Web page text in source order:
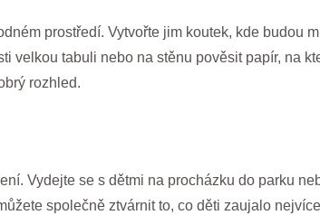
prostředí. Vytvořte jim koutek, kde budou
velkou tabuli nebo na stěnu pověsit papír, na
rozhled.
Vydejte se s dětmi na procházku do parku
společně ztvárnit to, co děti zaujalo